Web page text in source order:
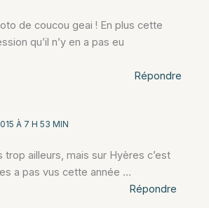
de coucou geai ! En plus cette
qu’il n’y en a pas eu
Répondre
À 7 H 53 MIN
trop ailleurs, mais sur Hyères c’est
a pas vus cette année …
Répondre